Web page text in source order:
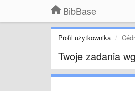
BibBase
Profil użytkownika
Twoje zadania